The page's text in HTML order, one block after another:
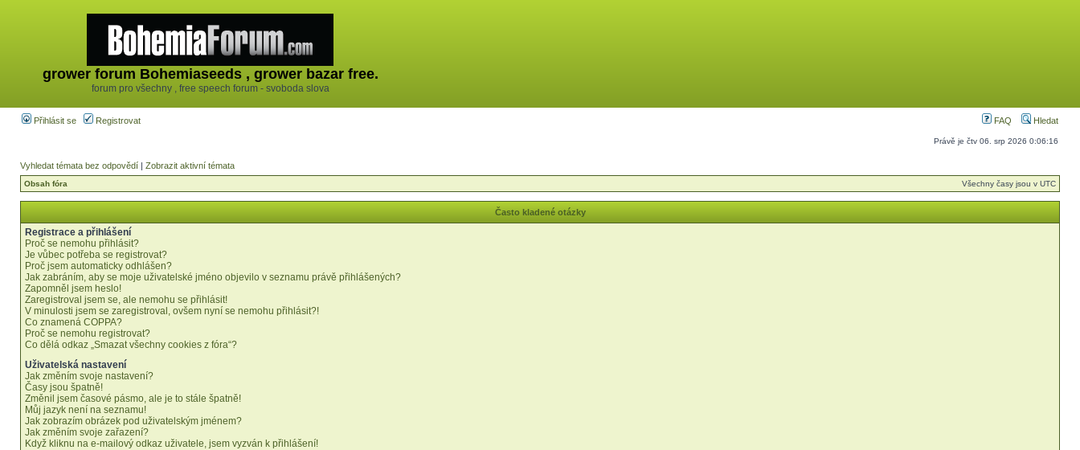
grower forum Bohemiaseeds , grower bazar free.
forum pro všechny , free speech forum - svoboda slova
Přihlásit se Registrovat FAQ Hledat
Právě je čtv 06. srp 2026 0:06:16
Vyhledat témata bez odpovědí | Zobrazit aktivní témata
Obsah fóra Všechny časy jsou v UTC
Často kladené otázky
Registrace a přihlášení
Proč se nemohu přihlásit?
Je vůbec potřeba se registrovat?
Proč jsem automaticky odhlášen?
Jak zabráním, aby se moje uživatelské jméno objevilo v seznamu právě přihlášených?
Zapomněl jsem heslo!
Zaregistroval jsem se, ale nemohu se přihlásit!
V minulosti jsem se zaregistroval, ovšem nyní se nemohu přihlásit?!
Co znamená COPPA?
Proč se nemohu registrovat?
Co dělá odkaz „Smazat všechny cookies z fóra“?
Uživatelská nastavení
Jak změním svoje nastavení?
Časy jsou špatně!
Změnil jsem časové pásmo, ale je to stále špatně!
Můj jazyk není na seznamu!
Jak zobrazím obrázek pod uživatelským jménem?
Jak změním svoje zařazení?
Když kliknu na e-mailový odkaz uživatele, jsem vyzván k přihlášení!